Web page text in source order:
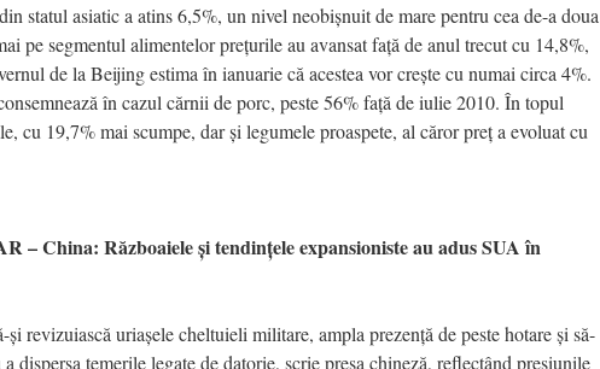
statul asiatic a atins 6,5%, un nivel neobişnuit de mare pentru cea de-a doua
pe segmentul alimentelor preţurile au avansat faţă de anul trecut cu 14,8%,
de la Beijing estima în ianuarie că acestea vor creşte cu numai circa 4%.
în cazul cărnii de porc, peste 56% faţă de iulie 2010. În topul
cu 19,7% mai scumpe, dar şi legumele proaspete, al căror preţ a evoluat cu
China: Războaiele şi tendinţele expansioniste au adus SUA în
şi revizuiască uriaşele cheltuieli militare, ampla prezenţă de peste hotare şi să-
dispersa temerile legate de datorie, scrie presa chineză, reflectând presiunile